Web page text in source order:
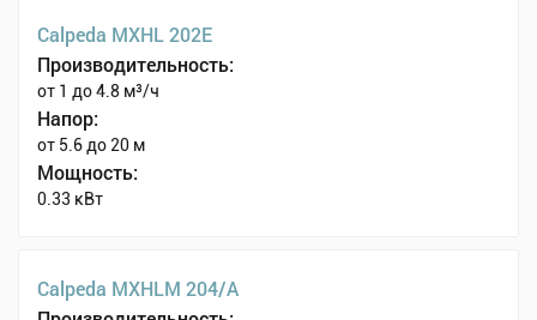
Calpeda MXHL 202E
Производительность:
от 1 до 4.8 м³/ч
Напор:
от 5.6 до 20 м
Мощность:
0.33 кВт
Calpeda MXHLM 204/A